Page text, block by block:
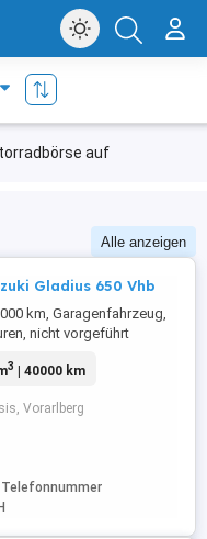
auf
Alle anzeigen
Gladius 650 Vhb
km, Garagenfahrzeug,
nicht vorgeführt
3 | 40000 km
Vorarlberg